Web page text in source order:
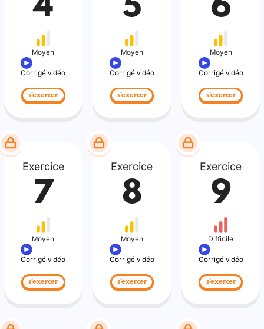
4
Moyen
Corrigé vidéo
s'exercer
5
Moyen
Corrigé vidéo
s'exercer
6
Moyen
Corrigé vidéo
s'exercer
Exercice
7
Moyen
Corrigé vidéo
s'exercer
Exercice
8
Moyen
Corrigé vidéo
s'exercer
Exercice
9
Difficile
Corrigé vidéo
s'exercer